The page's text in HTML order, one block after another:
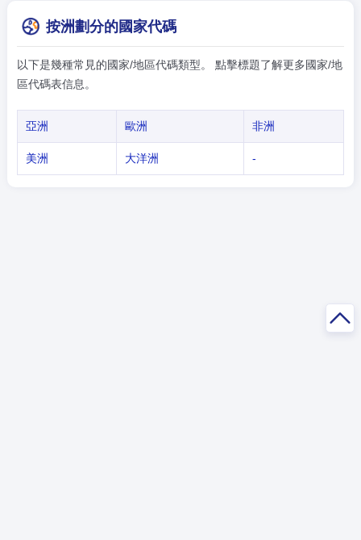
按洲劃分的國家代碼
以下是幾種常見的國家/地區代碼類型。 點擊標題了解更多國家/地
區代碼表信息。
亞洲 歐洲 非洲
美洲 大洋洲 -